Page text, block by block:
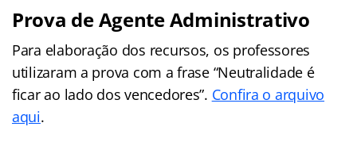
Prova de Agente Administrativo
Para elaboração dos recursos, os professores
utilizaram a prova com a frase “Neutralidade é
ficar ao lado dos vencedores”. Confira o arquivo
aqui.